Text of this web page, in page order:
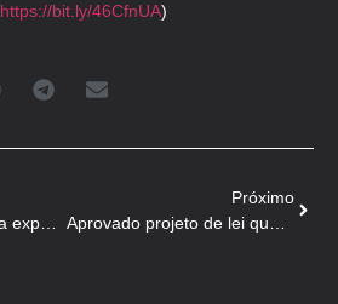
https://bit.ly/46CfnUA)
Próximo